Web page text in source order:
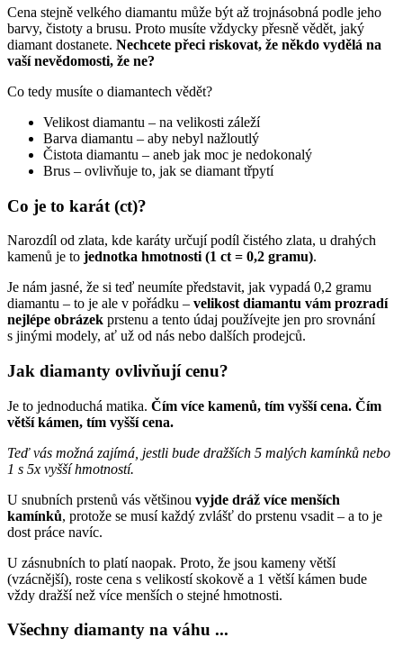
Cena stejně velkého diamantu může být až trojnásobná podle jeho
barvy, čistoty a brusu. Proto musíte vždycky přesně vědět, jaký
diamant dostanete. Nechcete přeci riskovat, že někdo vydělá na
vaší nevědomosti, že ne?
Co tedy musíte o diamantech vědět?
Velikost diamantu – na velikosti záleží
Barva diamantu – aby nebyl nažloutlý
Čistota diamantu – aneb jak moc je nedokonalý
Brus – ovlivňuje to, jak se diamant třpytí
Co je to karát (ct)?
Narozdíl od zlata, kde karáty určují podíl čistého zlata, u drahých
kamenů je to jednotka hmotnosti (1 ct = 0,2 gramu).
Je nám jasné, že si teď neumíte představit, jak vypadá 0,2 gramu
diamantu – to je ale v pořádku – velikost diamantu vám prozradí
nejlépe obrázek prstenu a tento údaj používejte jen pro srovnání
s jinými modely, ať už od nás nebo dalších prodejců.
Jak diamanty ovlivňují cenu?
Je to jednoduchá matika. Čím více kamenů, tím vyšší cena. Čím
větší kámen, tím vyšší cena.
Teď vás možná zajímá, jestli bude dražších 5 malých kamínků nebo
1 s 5x vyšší hmotností.
U snubních prstenů vás většinou vyjde dráž více menších
kamínků, protože se musí každý zvlášť do prstenu vsadit – a to je
dost práce navíc.
U zásnubních to platí naopak. Proto, že jsou kameny větší
(vzácnější), roste cena s velikostí skokově a 1 větší kámen bude
vždy dražší než více menších o stejné hmotnosti.
Všechny diamanty na váhu ...